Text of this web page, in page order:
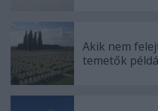
Akik nem
temetők